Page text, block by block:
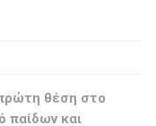
θέση στο
παίδων και